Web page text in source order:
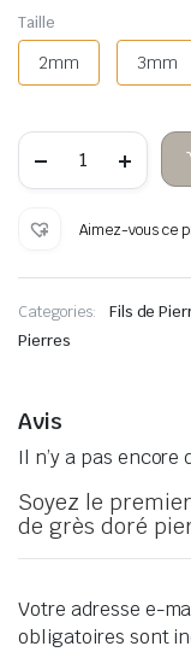
Taille
2mm 3mm
grès
à
facettes
Aimez-vous ce
Categories: Fils de
Pierres
Avis
Il n’y a pas encore
Soyez le
de grès doré
Votre adresse e-
obligatoires sont